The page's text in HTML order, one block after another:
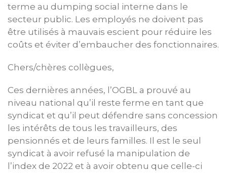
terme au dumping social interne dans le
secteur public. Les employés ne doivent pas
être utilisés à mauvais escient pour réduire les
coûts et éviter d’embaucher des fonctionnaires.
Chers/chères collègues,
Ces dernières années, l’OGBL a prouvé au
niveau national qu’il reste ferme en tant que
syndicat et qu’il peut défendre sans concession
les intérêts de tous les travailleurs, des
pensionnés et de leurs familles. Il est le seul
syndicat à avoir refusé la manipulation de
l’index de 2022 et à avoir obtenu que celle-ci